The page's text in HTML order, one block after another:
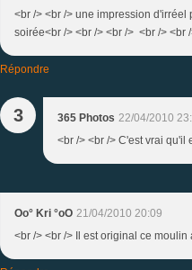
<br /> <br /> une impression
soirée<br /> <br /> <br /> <br /> <br
Répondre
3 365 Photos 22/04/2010
<br /> <br /> C'est vrai qu'il
Oo° Kri °oO 21/04/2010 20:09
<br /> <br /> Il est original ce